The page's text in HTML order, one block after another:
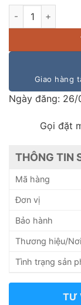
Bộ chọn 10
Giao hàng
Ngày đăng: 26/
Gọi đặt
THÔNG TIN
Mã hàng
Đơn vị
Bảo hành
Thương hiệu/
Tình trạng sản
TƯ